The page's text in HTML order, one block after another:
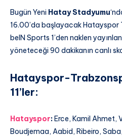
Bugün Yeni Hatay Stadyumu
16.00’da başlayacak
beIN Sports 1’den naklen
yöneteceği 90 dakikanın canlı
Hatayspor-
11’ler:
Hatayspor:Erce, Kamil Ahmet,
Boudjemaa, Aabid, Ribeiro,